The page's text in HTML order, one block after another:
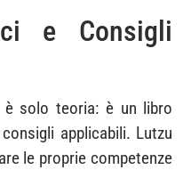
e Consigli
è solo teoria: è un libro
applicabili. Lutzu
le proprie competenze